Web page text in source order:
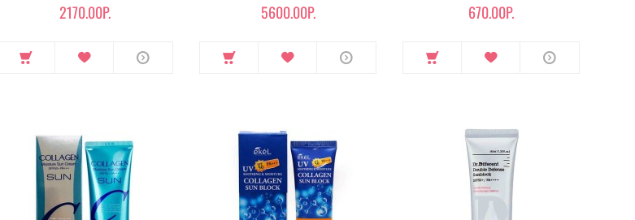
2170.00Р. 5600.00Р. 670.00Р.